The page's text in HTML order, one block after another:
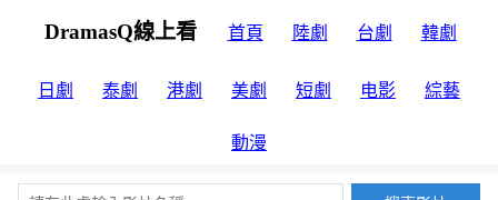
DramasQ線上看 首頁 陸劇 台劇 韓劇
日劇 泰劇 港劇 美劇 短劇 电影 綜藝
動漫